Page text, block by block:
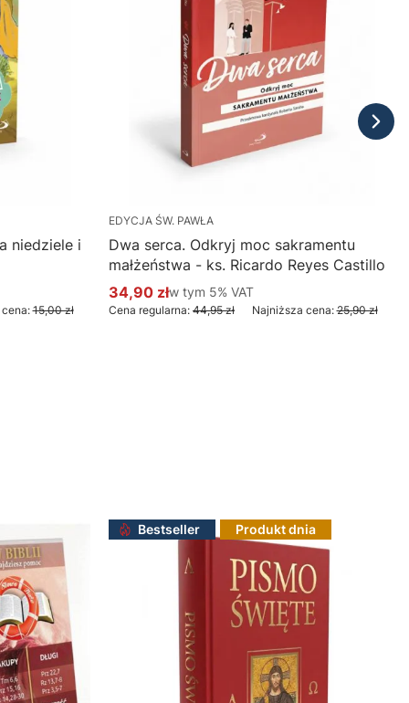
niedziele i
15,00 zł
EDYCJA ŚW. PAWŁA
Dwa serca. Odkryj moc sakramentu
małżeństwa - ks. Ricardo Reyes Castillo
Cena promocyjna brutto
34,90 złw tym %s VAT
w tym 5% VAT
Cena regularna: 44,95 zł Najniższa cena: 25,90 zł
Bestseller Produkt dnia